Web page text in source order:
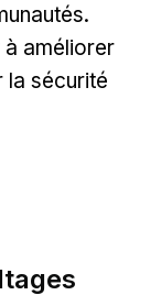
améliorer
la sécurité